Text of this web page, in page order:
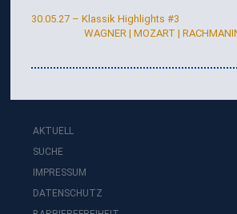
30.05.27 – Klassik Highlights #3
WAGNER | MOZART |
AKTUELL
SUCHE
IMPRESSUM
DATENSCHUTZ